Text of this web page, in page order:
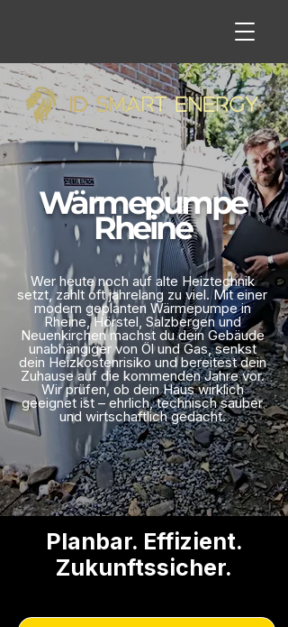
Wärmepumpe
Rheine
Wer heute noch auf alte Heiztechnik
setzt, zahlt oft jahrelang zu viel. Mit einer
modern geplanten Wärmepumpe in
Rheine, Hörstel, Salzbergen und
Neuenkirchen machst du dein Gebäude
unabhängiger von Öl und Gas, senkst
dein Heizkostenrisiko und bereitest dein
Zuhause auf die kommenden Jahre vor.
Wir prüfen, ob dein Haus wirklich
geeignet ist – ehrlich, technisch sauber
und wirtschaftlich gedacht.
Planbar. Effizient.
Zukunftssicher.